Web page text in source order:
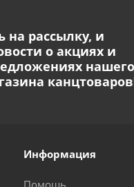
на рассылку, и
о акциях и
нашего
Информация
Помощь